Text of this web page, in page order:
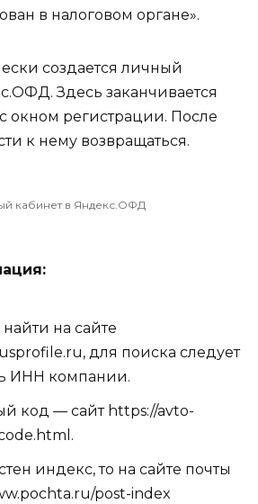
в налоговом органе».
создается личный
Здесь заканчивается
окном регистрации. После
к нему возвращаться.
кабинет в Яндекс.ОФД
на сайте
для поиска следует
ИНН компании.
код — сайт https://avto-
индекс, то на сайте почты
post-index